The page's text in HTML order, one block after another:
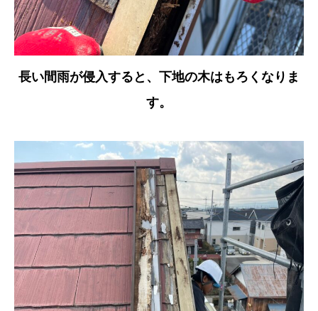
長い間雨が侵入すると、下地の木はもろくなりま
す。